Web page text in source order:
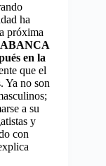
ha
próxima
ABANCA
en la
que el
Ya no son
a su
y
con